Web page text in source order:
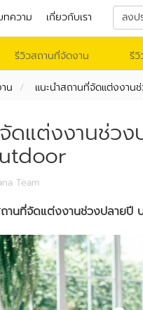
ทความ เกี่ยวกับเรา ลงป
รีวิวสถานที่จัดงาน รีวิ
น แนะนำสถานที่จัดแต่งงา
ดแต่งงานช่ว
Team
ถานที่จัดแต่งงานช่วงปลายปี